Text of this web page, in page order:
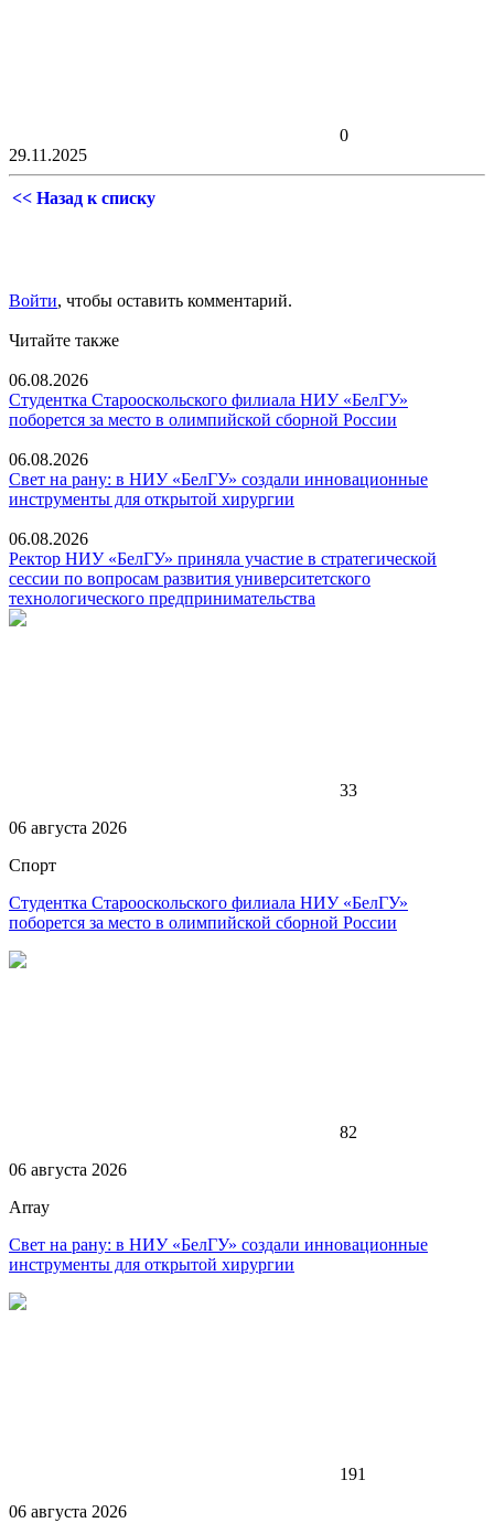
0
29.11.2025
<< Назад к списку
Войти, чтобы оставить комментарий.
Читайте также
06.08.2026
Студентка Старооскольского филиала НИУ «БелГУ»
поборется за место в олимпийской сборной России
06.08.2026
Свет на рану: в НИУ «БелГУ» создали инновационные
инструменты для открытой хирургии
06.08.2026
Ректор НИУ «БелГУ» приняла участие в стратегической
сессии по вопросам развития университетского
технологического предпринимательства
33
06 августа 2026
Спорт
Студентка Старооскольского филиала НИУ «БелГУ»
поборется за место в олимпийской сборной России
82
06 августа 2026
Array
Свет на рану: в НИУ «БелГУ» создали инновационные
инструменты для открытой хирургии
191
06 августа 2026